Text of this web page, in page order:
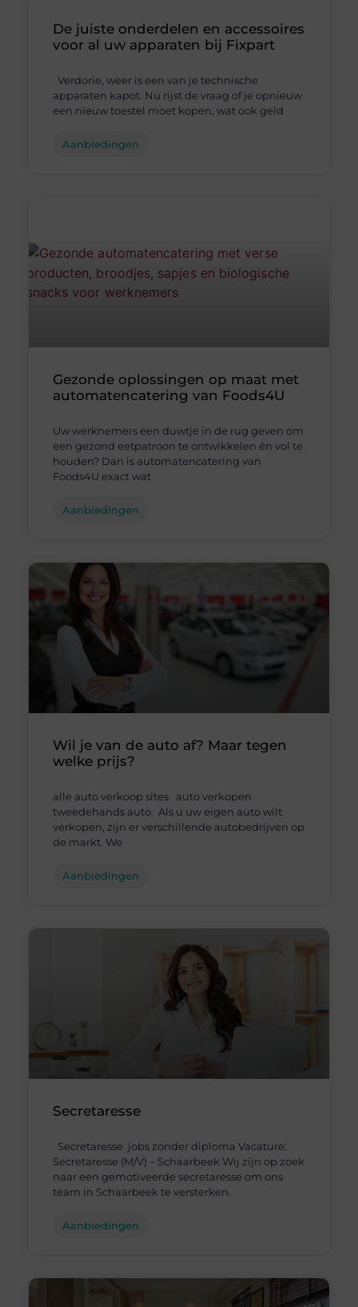
De juiste onderdelen en accessoires
voor al uw apparaten bij Fixpart
Verdorie, weer is een van je technische
apparaten kapot. Nu rijst de vraag of je opnieuw
een nieuw toestel moet kopen, wat ook geld
Aanbiedingen
Gezonde oplossingen op maat met
automatencatering van Foods4U
Uw werknemers een duwtje in de rug geven om
een gezond eetpatroon te ontwikkelen én vol te
houden? Dan is automatencatering van
Foods4U exact wat
Aanbiedingen
Wil je van de auto af? Maar tegen
welke prijs?
alle auto verkoop sites auto verkopen
tweedehands auto Als u uw eigen auto wilt
verkopen, zijn er verschillende autobedrijven op
de markt. We
Aanbiedingen
Secretaresse
Secretaresse jobs zonder diploma Vacature:
Secretaresse (M/V) – Schaarbeek Wij zijn op zoek
naar een gemotiveerde secretaresse om ons
team in Schaarbeek te versterken.
Aanbiedingen